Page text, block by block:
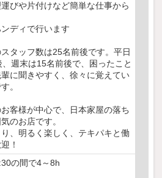
びや片付けなど簡単な仕事から
ディで行います
スタッフ数は25名前後です。平日
週末は15名前後で、困ったこと
に聞きやすく、徐々に覚えてい
。
客様が中心で、日本家屋の落ち
のお店です。
、明るく楽しく、テキパキと働
！
の間で4～8h